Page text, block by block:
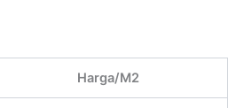
Harga/M2